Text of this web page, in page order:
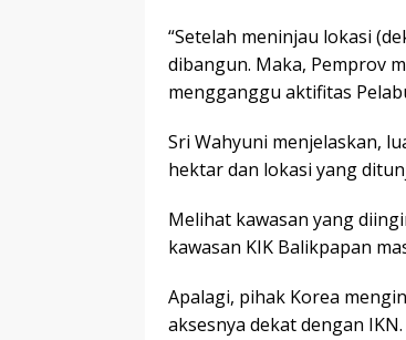
“Setelah meninjau lokasi
dibangun. Maka, Pemprov
mengganggu aktifitas
Sri Wahyuni menjelaskan,
hektar dan lokasi yang
Melihat kawasan yang
kawasan KIK Balikpapan
Apalagi, pihak Korea
aksesnya dekat dengan IKN.